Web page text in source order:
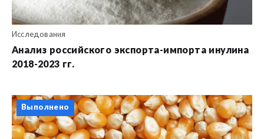
Исследования
Анализ российского экспорта-импорта инулина
2018-2023 гг.
Выполнено